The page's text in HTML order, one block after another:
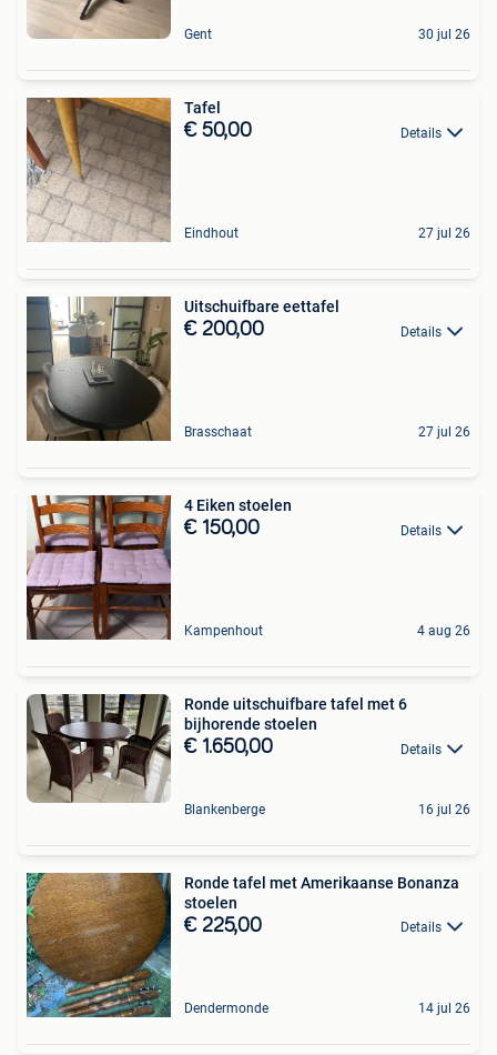
Gent 30 jul 26
Tafel
€ 50,00 Details
Eindhout 27 jul 26
Uitschuifbare eettafel
€ 200,00 Details
Brasschaat 27 jul 26
4 Eiken stoelen
€ 150,00 Details
Kampenhout 4 aug 26
Ronde uitschuifbare tafel met 6
bijhorende stoelen
€ 1.650,00 Details
Blankenberge 16 jul 26
Ronde tafel met Amerikaanse Bonanza
stoelen
€ 225,00 Details
Dendermonde 14 jul 26